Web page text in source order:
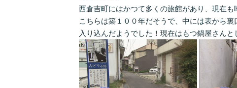
西倉吉町にはかつて多くの旅館があり、現在
こちらは築１００年だそうで、中には表から
入り込んだようでした！現在はもつ鍋屋さんと